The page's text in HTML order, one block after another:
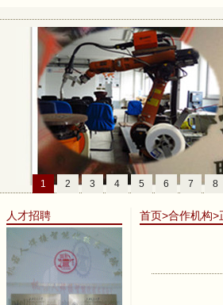
1 2 3 4 5 6 7 8
人才招聘 首页>合作机构>